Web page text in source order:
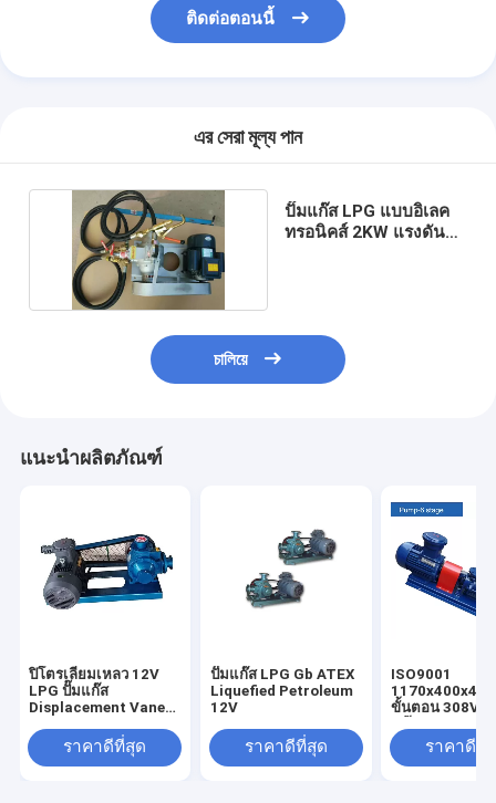
ติดต่อตอนนี้
এর সেরা মূল্য পান
ปั๊มแก๊ส LPG แบบอิเลค
ทรอนิคส์ 2KW แรงดันต่ำ
চালিয়ে
แนะนำผลิตภัณฑ์
ปิโตรเลียมเหลว 12V
LPG ปั๊มแก๊ส
Displacement Vane
ราคาดีที่สุด
ปั๊มแก๊ส LPG Gb ATEX
Liquefied Petroleum
12V
ราคาดีที่สุด
ISO9001
ขั้นตอน 308V
ราคาดีที่